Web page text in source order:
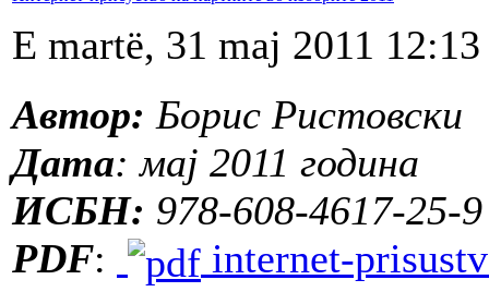
E martë, 31 maj 2011 12:13
Автор: Борис Ристовски
Дата: мај 2011 година
ИСБН: 978-608-4617-25-9
PDF:
internet-